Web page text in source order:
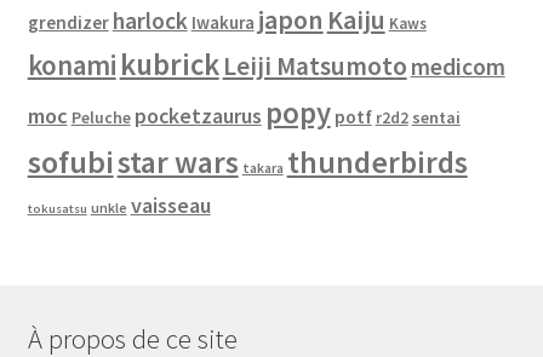
grendizer harlock Iwakura japon Kaiju Kaws
konami kubrickLeiji Matsumoto medicom
moc Peluche pocketzaurus popy potf r2d2 sentai
sofubistar wars takara thunderbirds
tokusatsu unkle vaisseau
À propos de ce site